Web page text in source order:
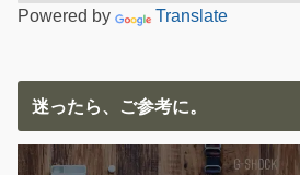
Powered by Translate
迷ったら、ご参考に。